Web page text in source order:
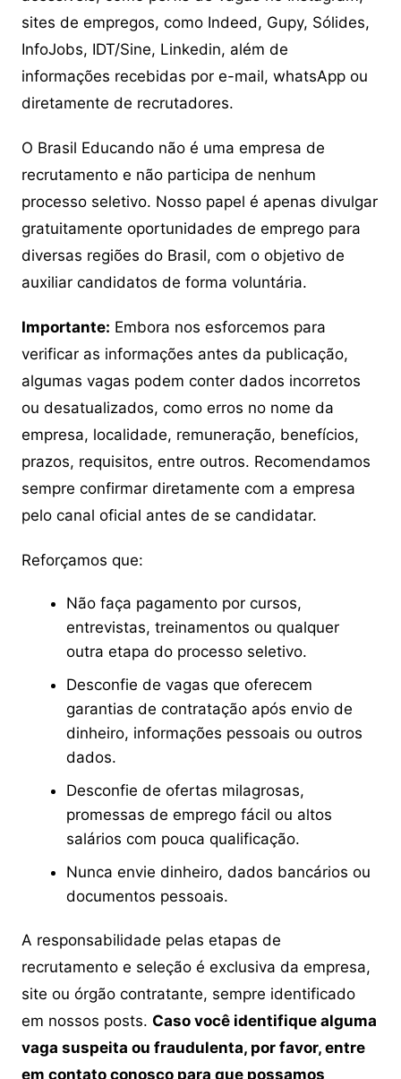
sites de empregos, como Indeed, Gupy, Sólides,
InfoJobs, IDT/Sine, Linkedin, além de
informações recebidas por e-mail, whatsApp ou
diretamente de recrutadores.
O Brasil Educando não é uma empresa de
recrutamento e não participa de nenhum
processo seletivo. Nosso papel é apenas divulgar
gratuitamente oportunidades de emprego para
diversas regiões do Brasil, com o objetivo de
auxiliar candidatos de forma voluntária.
Importante: Embora nos esforcemos para
verificar as informações antes da publicação,
algumas vagas podem conter dados incorretos
ou desatualizados, como erros no nome da
empresa, localidade, remuneração, benefícios,
prazos, requisitos, entre outros. Recomendamos
sempre confirmar diretamente com a empresa
pelo canal oficial antes de se candidatar.
Reforçamos que:
Não faça pagamento por cursos,
entrevistas, treinamentos ou qualquer
outra etapa do processo seletivo.
Desconfie de vagas que oferecem
garantias de contratação após envio de
dinheiro, informações pessoais ou outros
dados.
Desconfie de ofertas milagrosas,
promessas de emprego fácil ou altos
salários com pouca qualificação.
Nunca envie dinheiro, dados bancários ou
documentos pessoais.
A responsabilidade pelas etapas de
recrutamento e seleção é exclusiva da empresa,
site ou órgão contratante, sempre identificado
em nossos posts. Caso você identifique alguma
vaga suspeita ou fraudulenta, por favor, entre
em contato conosco para que possamos